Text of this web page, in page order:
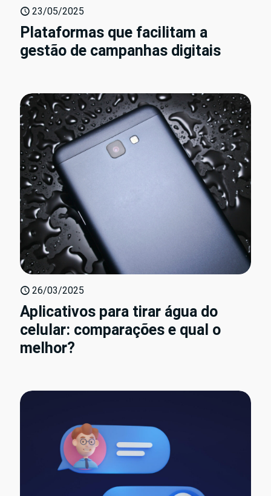
23/05/2025
Plataformas que facilitam a
gestão de campanhas digitais
26/03/2025
Aplicativos para tirar água do
celular: comparações e qual o
melhor?